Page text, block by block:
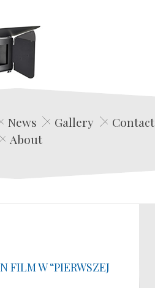
Edwin Film Agencja Aktorska
News Gallery
Contact
About
FILM W “PIERWSZEJ